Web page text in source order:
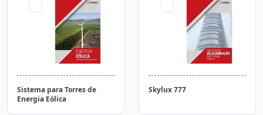
Sistema para Torres de
Energia Eólica
Skylux 777